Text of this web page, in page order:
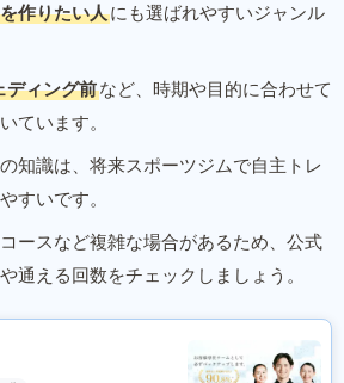
作りたい人にも選ばれやすいジャンル
ディング前など、時期や目的に合わせて
ています。
知識は、将来スポーツジムで自主トレ
すいです。
ースなど複雑な場合があるため、公式
通える回数をチェックしましょう。